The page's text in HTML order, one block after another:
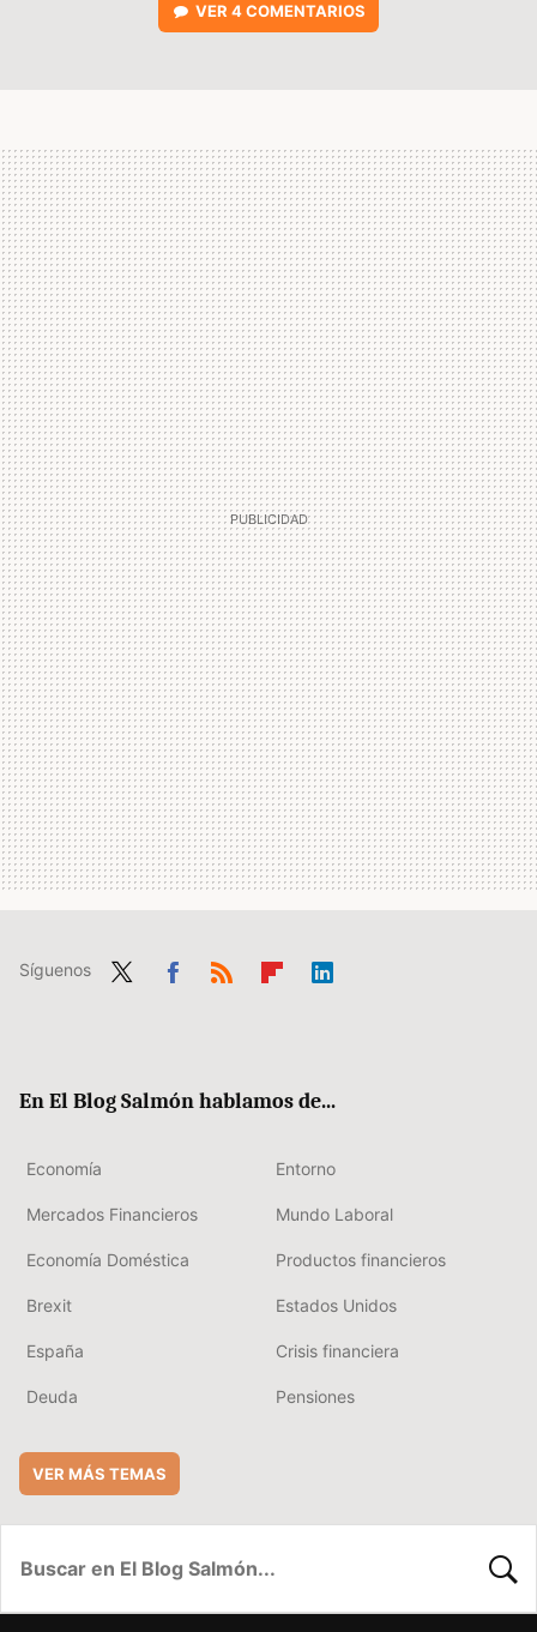
VER 4 COMENTARIOS
Síguenos
En El Blog Salmón hablamos de...
Economía Entorno
Mercados Financieros Mundo Laboral
Economía Doméstica Productos financieros
Brexit Estados Unidos
España Crisis financiera
Deuda Pensiones
VER MÁS TEMAS